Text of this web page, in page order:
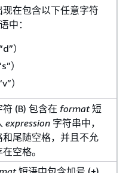
现在包含以下任意字符
中：
）
）
）
(B) 包含在 format短
expression 字符串中，
和尾随空格，并且不允
空格。